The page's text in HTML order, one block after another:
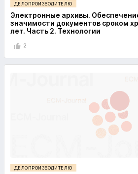
ДЕЛОПРОИЗВОДИТЕЛЮ
Электронные архивы.
значимости документов сроком
лет. Часть 2. Технологии
2
ДЕЛОПРОИЗВОДИТЕЛЮ